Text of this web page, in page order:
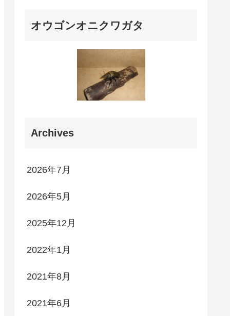
オウゴンオニクワガタ
Archives
2026年7月
2026年5月
2025年12月
2022年1月
2021年8月
2021年6月